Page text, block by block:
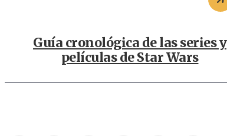
Guía cronológica de las series y
películas de Star Wars